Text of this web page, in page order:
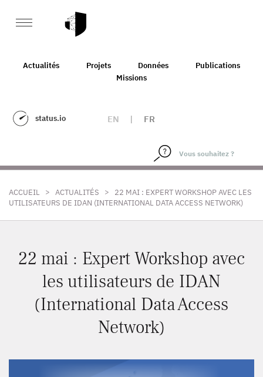
Actualités Projets Données
Publications
Missions
status.io EN | FR
ACCUEIL > ACTUALITÉS >
22 MAI : EXPERT WORKSHOP AVEC LES
UTILISATEURS DE IDAN (INTERNATIONAL DATA ACCESS NETWORK)
22 mai : Expert Workshop avec
les utilisateurs de IDAN
(International Data Access
Network)